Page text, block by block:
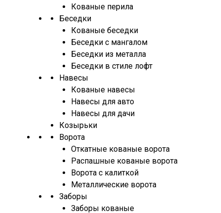
Кованые перила
Беседки
Кованые беседки
Беседки с мангалом
Беседки из металла
Беседки в стиле лофт
Навесы
Кованые навесы
Навесы для авто
Навесы для дачи
Козырьки
Ворота
Откатные кованые ворота
Распашные кованые ворота
Ворота с калиткой
Металлические ворота
Заборы
Заборы кованые